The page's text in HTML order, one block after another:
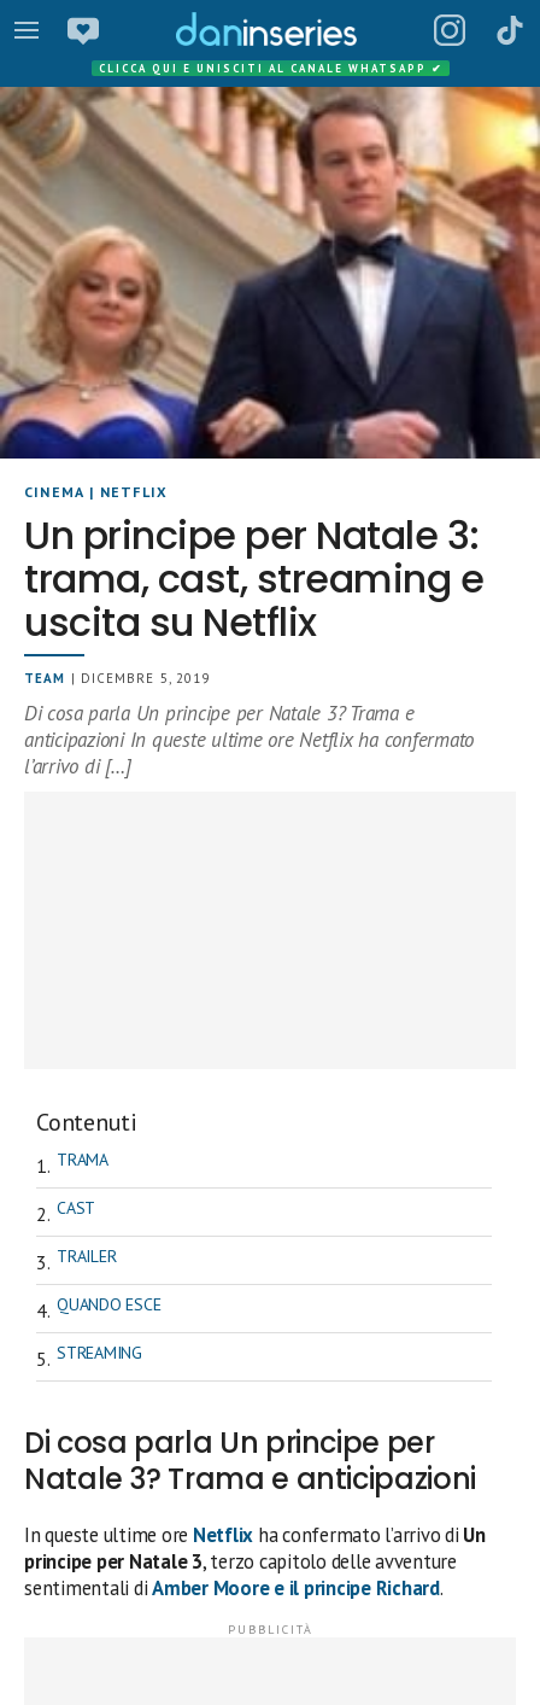
CLICCA QUI E UNISCITI AL CANALE WHATSAPP ✔
CINEMA | NETFLIX
Un principe per Natale 3:
trama, cast, streaming e
uscita su Netflix
TEAM | DICEMBRE 5, 2019
Di cosa parla Un principe per Natale 3? Trama e
anticipazioni In queste ultime ore Netflix ha confermato
l’arrivo di […]
Contenuti
TRAMA
CAST
TRAILER
QUANDO ESCE
STREAMING
Di cosa parla Un principe per
Natale 3? Trama e anticipazioni
In queste ultime ore Netflix ha confermato l’arrivo di Un
principe per Natale 3, terzo capitolo delle avventure
sentimentali diAmber Mooree il principe Richard.